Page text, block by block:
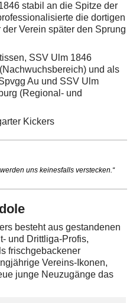
stabil an die Spitze der
die dortigen
Verein später den Sprung
SSV Ulm 1846
und als
Au und SSV Ulm
(Regional- und
Kickers
uns keinesfalls verstecken.“
besteht aus gestandenen
und Drittliga-Profis,
frischgebackener
Vereins-Ikonen,
junge Neuzugänge das